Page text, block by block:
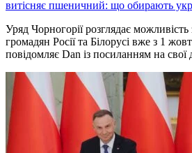
витісняє пшеничний: що обирають
Уряд Чорногорії розглядає
громадян Росії та Білорусі вже з 1
повідомляє Dan із посиланням на